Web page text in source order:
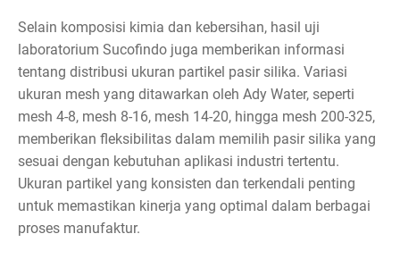
Selain komposisi kimia dan kebersihan, hasil uji
laboratorium Sucofindo juga memberikan informasi
tentang distribusi ukuran partikel pasir silika. Variasi
ukuran mesh yang ditawarkan oleh Ady Water, seperti
mesh 4-8, mesh 8-16, mesh 14-20, hingga mesh 200-325,
memberikan fleksibilitas dalam memilih pasir silika yang
sesuai dengan kebutuhan aplikasi industri tertentu.
Ukuran partikel yang konsisten dan terkendali penting
untuk memastikan kinerja yang optimal dalam berbagai
proses manufaktur.